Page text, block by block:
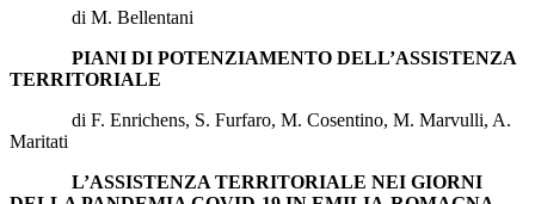
di M. Bellentani
PIANI DI POTENZIAMENTO DELL’ASSISTENZA
TERRITORIALE
di F. Enrichens, S. Furfaro, M. Cosentino, M. Marvulli, A.
Maritati
L’ASSISTENZA TERRITORIALE NEI GIORNI